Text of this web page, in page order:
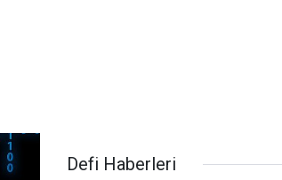
Defi Haberleri